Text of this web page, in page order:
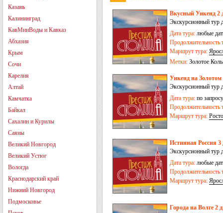
Казань
Калининград
КавМинВоды и Кавказ
Абхазия
Крым
Сочи
Карелия
Алтай
Камчатка
Байкал
Сахалин и Курилы
Саяны
Великий Новгород
Великий Устюг
Вологда
Краснодарский край
Нижний Новгород
Подмосковье
Вкусный Уикенд 2
Экскурсионный тур
Дата тура: любые
Продолжительность
Маршрут тура:
Метки: Золотое
Уикенд на
Экскурсионный тур
Дата тура: по запросу
Продолжительность
Маршрут тура:
Истинная Россия 3
Экскурсионный тур
Кострома
Дата тура: любые
Продолжительность
Маршрут тура:
Города на Волге 2